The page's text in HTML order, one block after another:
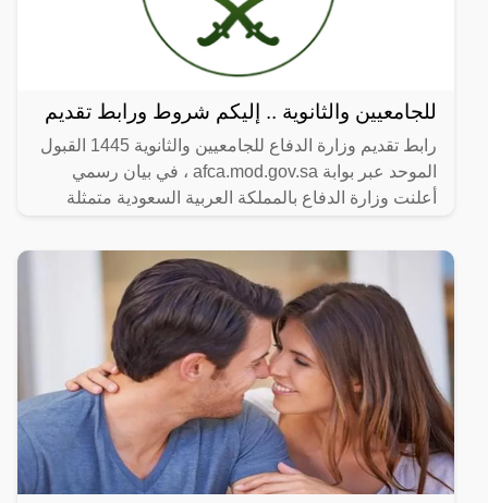
للجامعيين والثانوية .. إليكم شروط ورابط تقديم
رابط تقديم وزارة الدفاع للجامعيين والثانوية 1445 القبول
الموحد عبر بوابة afca.mod.gov.sa ، في بيان رسمي
أعلنت وزارة الدفاع بالمملكة العربية السعودية متمثلة